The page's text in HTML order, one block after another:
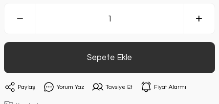
Sepete Ekle
Paylaş Yorum Yaz Tavsiye Et Fiyat Alarmı